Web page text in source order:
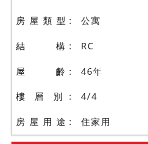
房 屋 類 型 公寓
結 構 RC
屋 齡 46年
樓 層 別 4/4
房 屋 用 途 住家用